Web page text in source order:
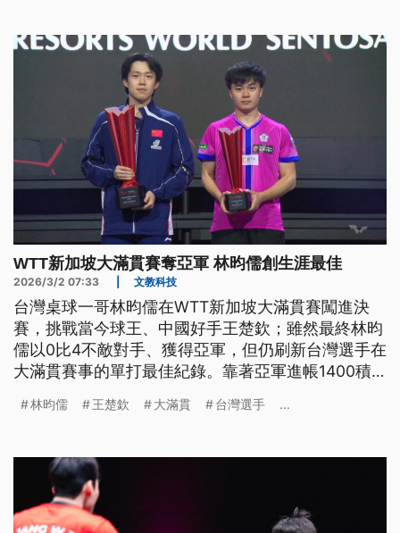
WTT新加坡大滿貫賽奪亞軍 林昀儒創生涯最佳
2026/3/2 07:33 文教科技
台灣桌球一哥林昀儒在WTT新加坡大滿貫賽闖進決
賽，挑戰當今球王、中國好手王楚欽；雖然最終林昀
儒以0比4不敵對手、獲得亞軍，但仍刷新台灣選手在
大滿貫賽事的單打最佳紀錄。靠著亞軍進帳1400積
林昀儒 王楚欽 大滿貫 台灣選手 ...